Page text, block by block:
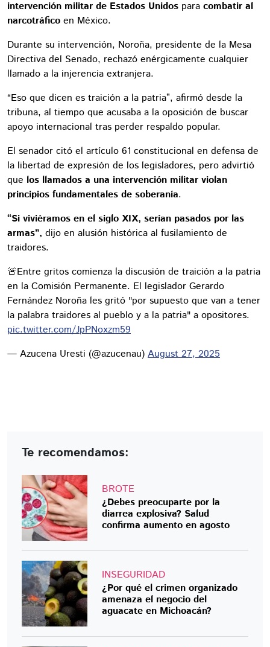
intervención militar de Estados Unidos para combatir al
narcotráfico en México.
Durante su intervención, Noroña, presidente de la Mesa
Directiva del Senado, rechazó enérgicamente cualquier
llamado a la injerencia extranjera.
“Eso que dicen es traición a la patria”, afirmó desde la
tribuna, al tiempo que acusaba a la oposición de buscar
apoyo internacional tras perder respaldo popular.
El senador citó el artículo 61 constitucional en defensa de
la libertad de expresión de los legisladores, pero advirtió
que los llamados a una intervención militar violan
principios fundamentales de soberanía.
“Si viviéramos en el siglo XIX, serían pasados por las
armas”, dijo en alusión histórica al fusilamiento de
traidores.
🚨Entre gritos comienza la discusión de traición a la patria
en la Comisión Permanente. El legislador Gerardo
Fernández Noroña les gritó "por supuesto que van a tener
la palabra traidores al pueblo y a la patria" a opositores.
pic.twitter.com/JpPNoxzm59
— Azucena Uresti (@azucenau) August 27, 2025
Te recomendamos:
BROTE
¿Debes preocuparte por la
diarrea explosiva? Salud
confirma aumento en agosto
INSEGURIDAD
¿Por qué el crimen organizado
amenaza el negocio del
aguacate en Michoacán?